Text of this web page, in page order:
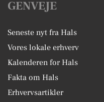
GENVEJE
Seneste nyt fra Hals
Vores lokale erhverv
Kalenderen for Hals
Fakta om Hals
Erhvervsartikler